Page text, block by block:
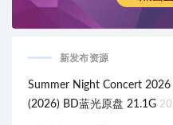
新发布资源
Summer Night Concert
(2026) BD蓝光原盘 21.1G